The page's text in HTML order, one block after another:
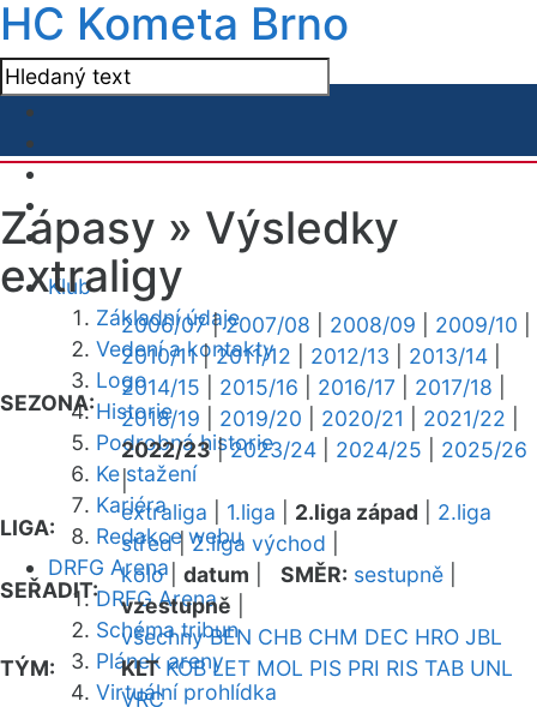
HC Kometa Brno
Klub
Základní údaje
Vedení a kontakty
Logo
Historie
Podrobná historie
Ke stažení
Kariéra
Redakce webu
DRFG Arena
DRFG Arena
Schéma tribun
Plánek areny
Virtuální prohlídka
Zápasy » Výsledky
extraligy
SEZONA:
2006/07|2007/08 2008/09 2009/10
2010/11|2011/12 2012/13 2013/14
2014/15
2015/16 2016/17 2017/18
2018/19
2019/20 2020/21 2021/22
2022/23|2023/24 2024/25
2025/26
|
LIGA:
extraliga 1.liga 2.liga západ
2.liga
střed|2.liga východ
SEŘADIT:
kolo| datum SMĚR: sestupně
vzestupně
TÝM:
všechny BEN CHB CHM DEC HRO JBL
KLT KOB LET MOL PIS PRI RIS TAB UNL
VRC